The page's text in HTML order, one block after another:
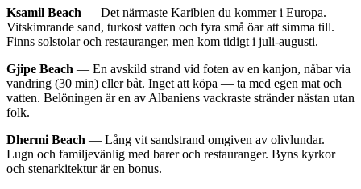
Ksamil Beach — Det närmaste Karibien du kommer i Europa.
Vitskimrande sand, turkost vatten och fyra små öar att simma till.
Finns solstolar och restauranger, men kom tidigt i juli-augusti.
Gjipe Beach — En avskild strand vid foten av en kanjon, nåbar via
vandring (30 min) eller båt. Inget att köpa — ta med egen mat och
vatten. Belöningen är en av Albaniens vackraste stränder nästan utan
folk.
Dhermi Beach — Lång vit sandstrand omgiven av olivlundar.
Lugn och familjevänlig med barer och restauranger. Byns kyrkor
och stenarkitektur är en bonus.